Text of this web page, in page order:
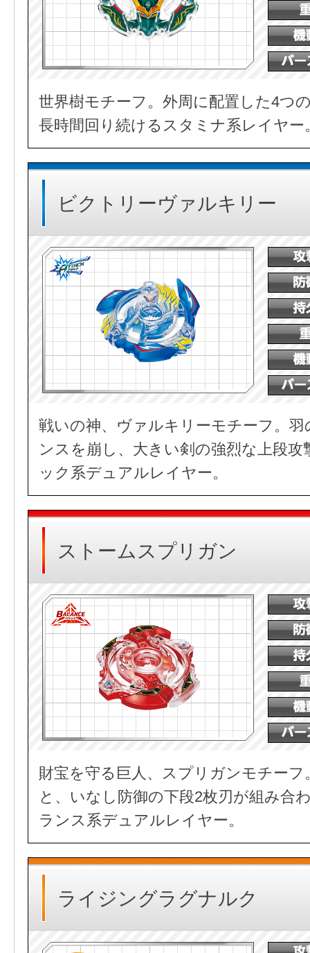
世界樹モチーフ。外周に配置した4つ
長時間回り続けるスタミナ系レイヤー
ビクトリーヴァルキリー
戦いの神、ヴァルキリーモチーフ。
ンスを崩し、大きい剣の強烈な上段
ック系デュアルレイヤー。
ストームスプリガン
財宝を守る巨人、スプリガンモチーフ
と、いなし防御の下段2枚刃が組み合
ランス系デュアルレイヤー。
ライジングラグナルク